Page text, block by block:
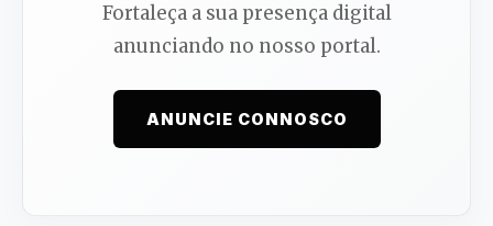
Fortaleça a sua presença digital
anunciando no nosso portal.
ANUNCIE CONNOSCO